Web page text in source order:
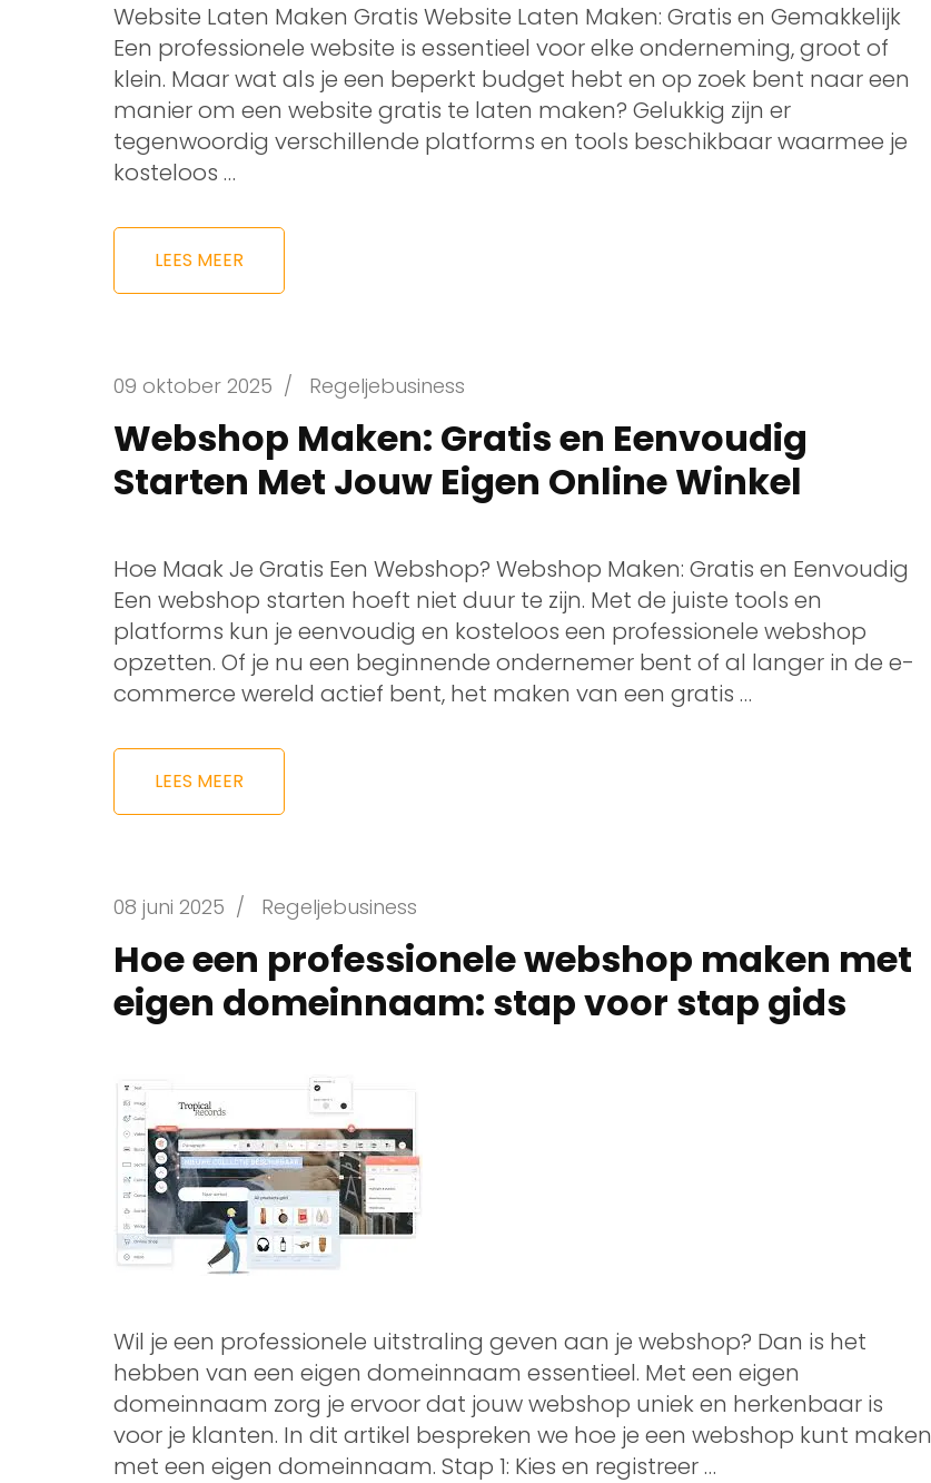
Website Laten Maken Gratis Website Laten Maken: Gratis en Gemakkelijk
Een professionele website is essentieel voor elke onderneming, groot of
klein. Maar wat als je een beperkt budget hebt en op zoek bent naar een
manier om een website gratis te laten maken? Gelukkig zijn er
tegenwoordig verschillende platforms en tools beschikbaar waarmee je
kosteloos …
LEES MEER
09 oktober 2025 / Regeljebusiness
Webshop Maken: Gratis en Eenvoudig
Starten Met Jouw Eigen Online Winkel
Hoe Maak Je Gratis Een Webshop? Webshop Maken: Gratis en Eenvoudig
Een webshop starten hoeft niet duur te zijn. Met de juiste tools en
platforms kun je eenvoudig en kosteloos een professionele webshop
opzetten. Of je nu een beginnende ondernemer bent of al langer in de e-
commerce wereld actief bent, het maken van een gratis …
LEES MEER
08 juni 2025 / Regeljebusiness
Hoe een professionele webshop maken met
eigen domeinnaam: stap voor stap gids
Wil je een professionele uitstraling geven aan je webshop? Dan is het
hebben van een eigen domeinnaam essentieel. Met een eigen
domeinnaam zorg je ervoor dat jouw webshop uniek en herkenbaar is
voor je klanten. In dit artikel bespreken we hoe je een webshop kunt maken
met een eigen domeinnaam. Stap 1: Kies en registreer …